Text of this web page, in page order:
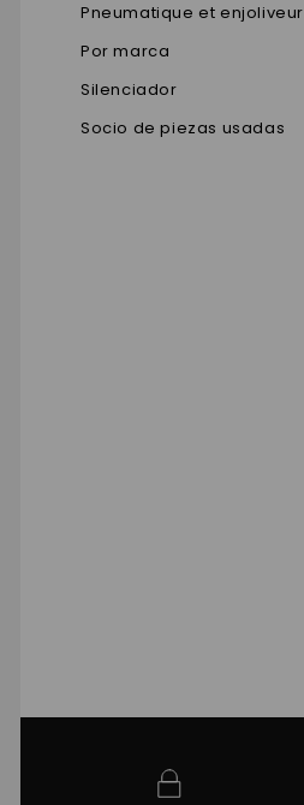
Pneumatique et enjoliveur
Por marca
Silenciador
Socio de piezas usadas